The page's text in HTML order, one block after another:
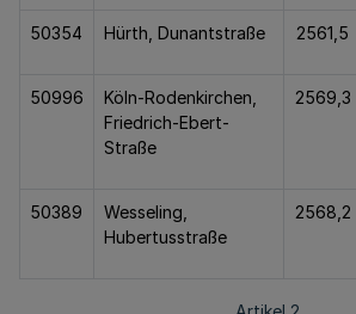
50354 Hürth, Dunantstraße 2561,5
50996
Köln-Rodenkirchen,
Friedrich-Ebert-
Straße
2569,3
50389
Wesseling,
Hubertusstraße
2568,2